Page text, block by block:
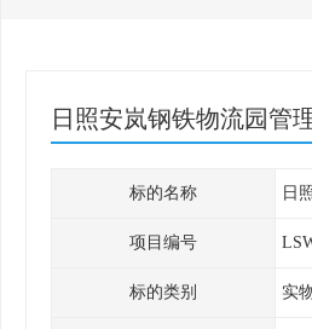
日照安岚钢铁物流园管
标的名称 日
项目编号
标的类别 实